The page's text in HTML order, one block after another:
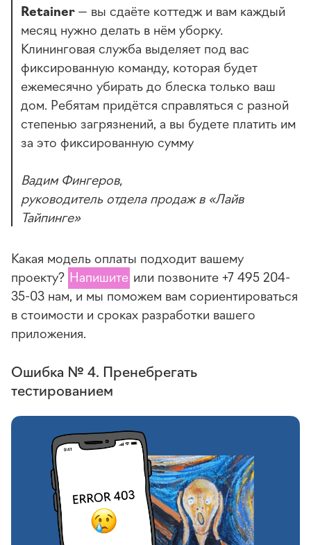
Retainer— вы сдаёте коттедж и вам каждый
месяц нужно делать в нём уборку.
Клининговая служба выделяет под вас
фиксированную команду, которая будет
ежемесячно убирать до блеска только ваш
дом. Ребятам придётся справляться с разной
степенью загрязнений, а вы будете платить им
за это фиксированную сумму
Вадим Фингеров,
руководитель отдела продаж в «Лайв
Тайпинге»
Какая модель оплаты подходит вашему
проекту? Напишите или позвоните +7 495 204-
35-03 нам, и мы поможем вам сориентироваться
в стоимости и сроках разработки вашего
приложения.
Ошибка № 4. Пренебрегать
тестированием